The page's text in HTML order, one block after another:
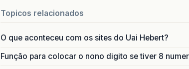
Topicos relacionados
O que aconteceu com os sites do Uai Hebert?
Função para colocar o nono digito se tiver 8